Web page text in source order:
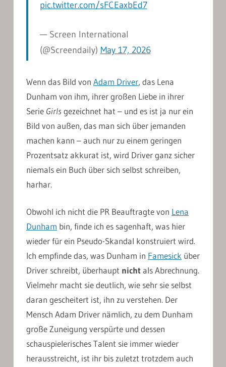
pic.twitter.com/sFCEaxbEd7
— Screen International
(@Screendaily) May 17, 2026
Wenn das Bild von Adam Driver, das Lena
Dunham von ihm, ihrer großen Liebe in ihrer
Serie Girls gezeichnet hat – und es ist ja nur ein
Bild von außen, das man sich über jemanden
machen kann – auch nur zu einem geringen
Prozentsatz akkurat ist, wird Driver ganz sicher
niemals ein Buch über sich selbst schreiben,
harhar.
Obwohl ich nicht die PR Beauftragte von Lena
Dunham bin, finde ich es sagenhaft, was hier
wieder für ein Pseudo-Skandal konstruiert wird.
Ich empfinde das, was Dunham in Famesick über
Driver schreibt, überhaupt nichtals Abrechnung.
Vielmehr macht sie deutlich, wie sehr sie selbst
daran gescheitert ist, ihn zu verstehen. Der
Mensch Adam Driver nämlich, zu dem Dunham
große Zuneigung verspürte und dessen
schauspielerisches Talent sie immer wieder
herausstreicht, ist ihr bis zuletzt trotzdem auch